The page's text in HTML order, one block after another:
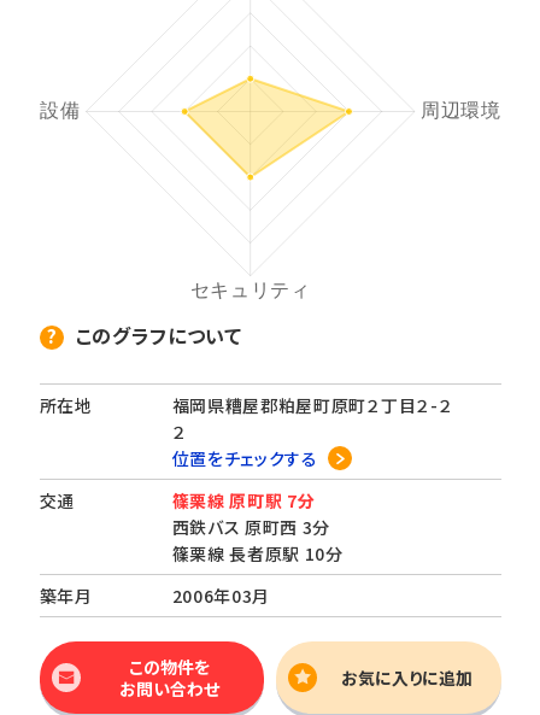
このグラフについて
所在地
福岡県糟屋郡粕屋町原町２丁目２-２
２
位置をチェックする
交通
篠栗線 原町駅 7分
西鉄バス 原町西 3分
篠栗線 長者原駅 10分
築年月
2006年03月
この物件を
お問い合わせ
お気に入りに追加